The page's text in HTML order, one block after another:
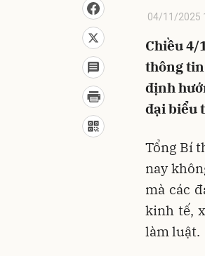
04/11/2025
Chiều 4/
thông tin
định
đại biểu
Tổng Bí
nay
mà các
kinh tế,
làm luật.